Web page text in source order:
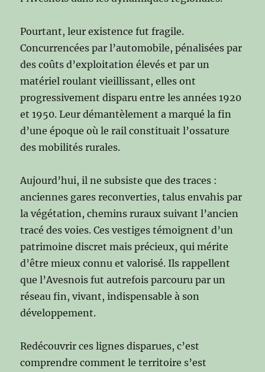
Pourtant, leur existence fut fragile.
Concurrencées par l’automobile, pénalisées par
des coûts d’exploitation élevés et par un
matériel roulant vieillissant, elles ont
progressivement disparu entre les années 1920
et 1950. Leur démantèlement a marqué la fin
d’une époque où le rail constituait l’ossature
des mobilités rurales.
Aujourd’hui, il ne subsiste que des traces :
anciennes gares reconverties, talus envahis par
la végétation, chemins ruraux suivant l’ancien
tracé des voies. Ces vestiges témoignent d’un
patrimoine discret mais précieux, qui mérite
d’être mieux connu et valorisé. Ils rappellent
que l’Avesnois fut autrefois parcouru par un
réseau fin, vivant, indispensable à son
développement.
Redécouvrir ces lignes disparues, c’est
comprendre comment le territoire s’est